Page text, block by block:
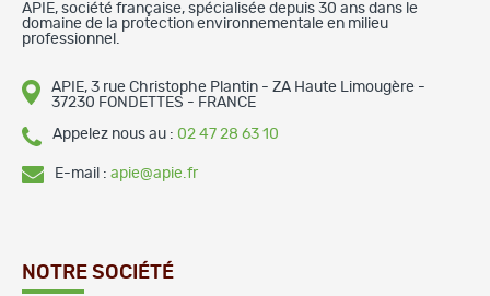
APIE, société française, spécialisée depuis 30 ans dans le
domaine de la protection environnementale en milieu
professionnel.
APIE, 3 rue Christophe Plantin - ZA Haute Limougère -
37230 FONDETTES - FRANCE
Appelez nous au : 02 47 28 63 10
E-mail : apie@apie.fr
NOTRE SOCIÉTÉ